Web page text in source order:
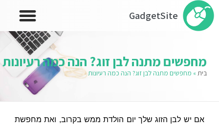
GadgetSite
מחפשים מתנה לבן זוג? הנה כמה רעיונות
בית » מחפשים מתנה לבן זוג? הנה כמה רעיונות
אם יש לבן הזוג שלך יום הולדת ממש בקרוב, ואת מחפשת